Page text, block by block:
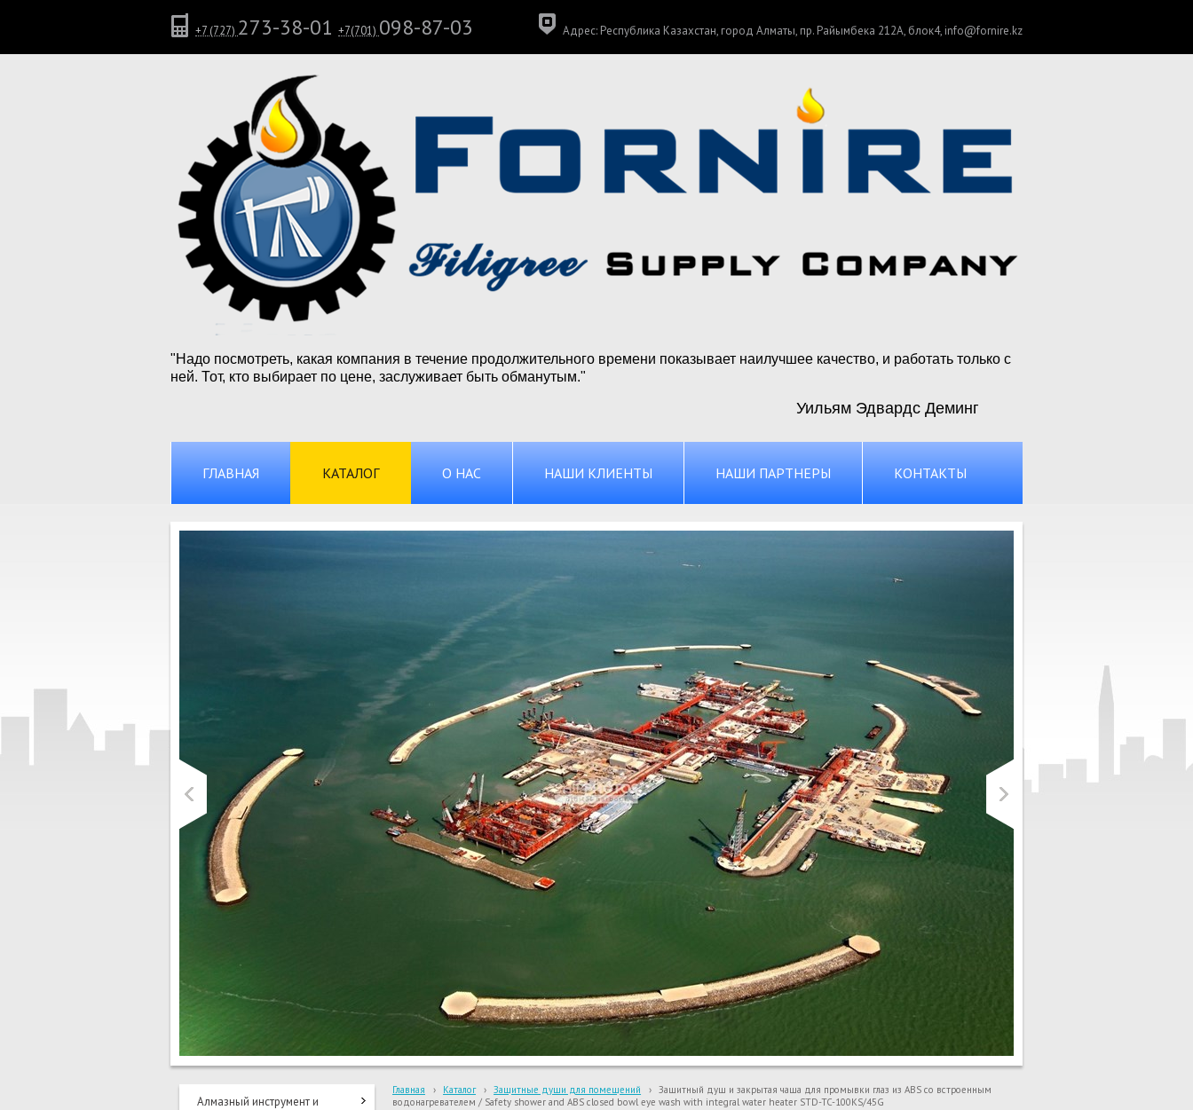
+7 (727) 273-38-01 +7(701) 098-87-03 Адрес: Республика Казахстан, город Алматы, пр. Райымбека 212А, блок4, info@fornire.kz
"Надо посмотреть, какая компания в течение продолжительного времени показывает наилучшее качество, и работать только с
ней. Тот, кто выбирает по цене, заслуживает быть обманутым."
Уильям Эдвардс Деминг
ГЛАВНАЯ КАТАЛОГ О НАС НАШИ КЛИЕНТЫ НАШИ ПАРТНЕРЫ КОНТАКТЫ
Алмазный инструмент и
Главная › Каталог › Защитные души для помещений ›
Защитный душ и закрытая чаша для промывки глаз из ABS со встроенным
водонагревателем / Safety shower and ABS closed bowl eye wash with integral water heater STD-TC-100KS/45G